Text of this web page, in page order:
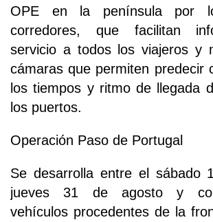
OPE en la península por
corredores, que facilitan
servicio a todos los viajeros y
cámaras que permiten predecir
los tiempos y ritmo de llegada
los puertos.
Operación Paso de Portugal
Se desarrolla entre el sábado
jueves 31 de agosto y
vehículos procedentes de la